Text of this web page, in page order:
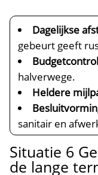
Dagelijkse
gebeurt geeft
halverwege.​
Heldere
sanitair en
Situatie 6
de lange